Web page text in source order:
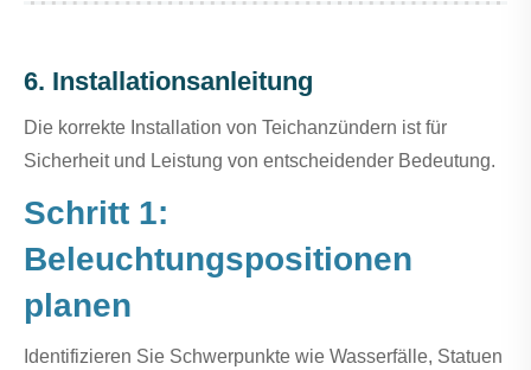
6. Installationsanleitung
Die korrekte Installation von Teichanzündern ist für
Sicherheit und Leistung von entscheidender Bedeutung.
Schritt 1:
Beleuchtungspositionen
planen
Identifizieren Sie Schwerpunkte wie Wasserfälle, Statuen